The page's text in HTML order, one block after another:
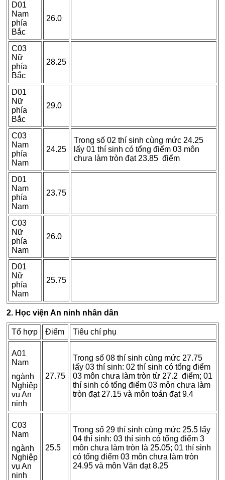
D01
Nam
phía
Bắc
26.0
C03
Nữ
phía
Bắc
28.25
D01
Nữ
phía
Bắc
29.0
C03
Nam
phía
Nam
24.25
Trong số 02 thí sinh cùng mức 24.25
lấy 01 thí sinh có tổng điểm 03 môn
chưa làm tròn đạt 23.85 điểm
D01
Nam
phía
Nam
23.75
C03
Nữ
phía
Nam
26.0
D01
Nữ
phía
Nam
25.75
2. Học viện An ninh nhân dân
Tổ hợp Điểm Tiêu chí phụ
A01
Nam
ngành
Nghiệp
vụ An
ninh
27.75
Trong số 08 thí sinh cùng mức 27.75
lấy 03 thí sinh: 02 thí sinh có tổng điểm
03 môn chưa làm tròn từ 27.2 điểm; 01
thí sinh có tổng điểm 03 môn chưa làm
tròn đạt 27.15 và môn toán đạt 9.4
C03
Nam
ngành
Nghiệp
vụ An
ninh
25.5
Trong số 29 thí sinh cùng mức 25.5 lấy
04 thí sinh: 03 thí sinh có tổng điểm 3
môn chưa làm tròn là 25.05; 01 thí sinh
có tổng điểm 03 môn chưa làm tròn
24.95 và môn Văn đạt 8.25